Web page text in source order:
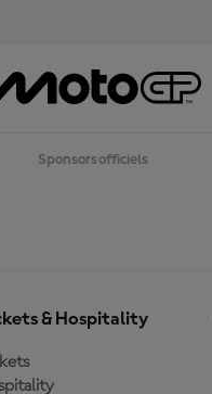
Sponsors officiels
& Hospitality